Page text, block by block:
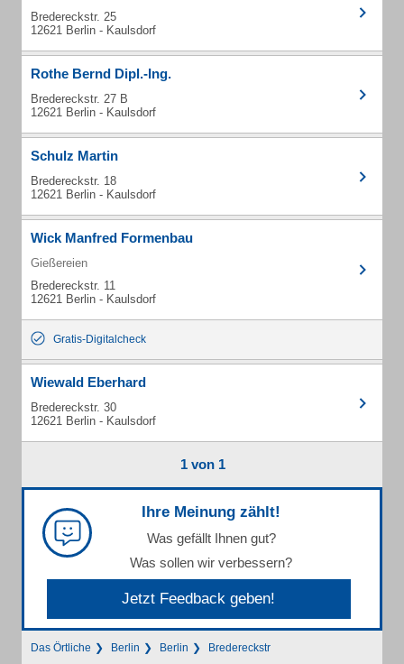
Bredereckstr. 25
12621 Berlin - Kaulsdorf
Rothe Bernd Dipl.-Ing.
Bredereckstr. 27 B
12621 Berlin - Kaulsdorf
Schulz Martin
Bredereckstr. 18
12621 Berlin - Kaulsdorf
Wick Manfred Formenbau
Gießereien
Bredereckstr. 11
12621 Berlin - Kaulsdorf
Gratis-Digitalcheck
Wiewald Eberhard
Bredereckstr. 30
12621 Berlin - Kaulsdorf
1 von 1
Ihre Meinung zählt!
Was gefällt Ihnen gut?
Was sollen wir verbessern?
Jetzt Feedback geben!
Das Örtliche Berlin Berlin Bredereckstr